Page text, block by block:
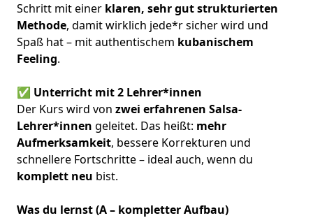
Schritt mit einer klaren, sehr gut strukturierten
Methode, damit wirklich jede*r sicher wird und
Spaß hat – mit authentischem kubanischem
Feeling.
✅ Unterricht mit 2 Lehrer*innen
Der Kurs wird von zwei erfahrenen Salsa-
Lehrer*innen geleitet. Das heißt: mehr
Aufmerksamkeit, bessere Korrekturen und
schnellere Fortschritte – ideal auch, wenn du
komplett neu bist.
Was du lernst (A – kompletter Aufbau)